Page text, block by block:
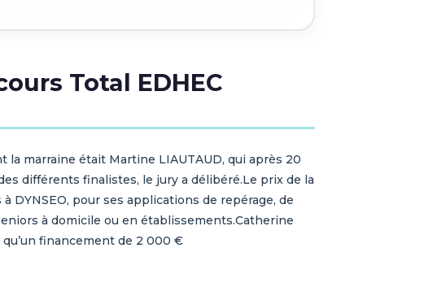
Total EDHEC
la marraine était Martine LIAUTAUD, qui après 20
différents finalistes, le jury a délibéré.Le prix de la
DYNSEO, pour ses applications de repérage, de
à domicile ou en établissements.Catherine
ainsi qu’un financement de 2 000 €